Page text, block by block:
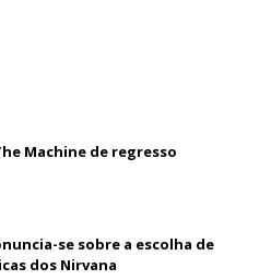
Machine de regresso
se sobre a escolha de
dos Nirvana